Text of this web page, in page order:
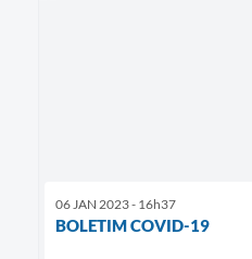
06 JAN 2023 - 16h37
BOLETIM COVID-19